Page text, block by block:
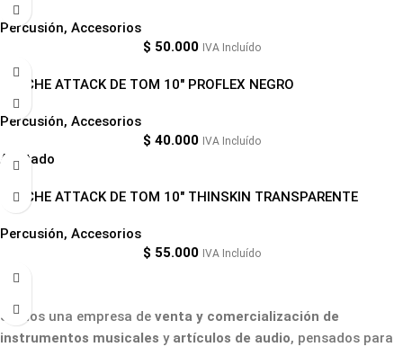
Percusión, Accesorios
$ 50.000 IVA Incluído
PARCHE ATTACK DE TOM 10″ PROFLEX NEGRO
Percusión, Accesorios
$ 40.000 IVA Incluído
Agotado
PARCHE ATTACK DE TOM 10″ THINSKIN TRANSPARENTE
Percusión, Accesorios
$ 55.000 IVA Incluído
Somos una empresa de venta y comercialización de
instrumentos musicales yartículos de audio, pensados para